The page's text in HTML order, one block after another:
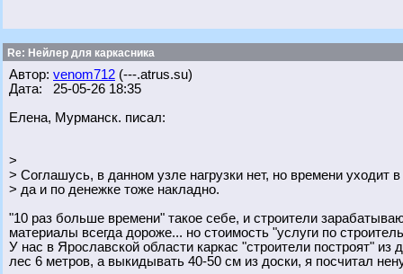
Re: Нейлер для каркасника
Автор: venom712 (---.atrus.su)
Дата: 25-05-26 18:35
Елена, Мурманск. писал:
>
> Соглашусь, в данном узле нагрузки нет, но времени уходит
> да и по денежке тоже накладно.
"10 раз больше времени" такое себе, и строители
материалы всегда дороже... но стоимость "услуги по
У нас в Ярославской области каркас "строители построят"
лес 6 метров, а выкидывать 40-50 см из доски, я посчитал